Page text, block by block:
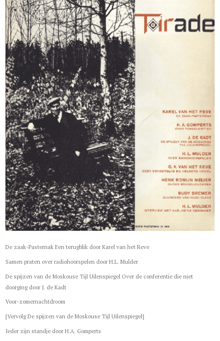
De zaak-Pasternak Een terugblik door Karel van het Reve
Samen praten over radiohoorspelen door H.L. Mulder
De spijzen van de Moskouse Tijl Uilenspiegel Over de conferentie die niet
doorging door J. de Kadt
Voor-zomernachtdroom
[Vervolg De spijzen van de Moskouse Tijl Uilenspiegel]
Ieder zijn standje door H.A. Gomperts